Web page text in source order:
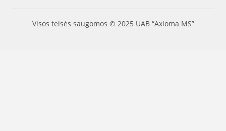
Visos teisės saugomos © 2025 UAB “Axioma MS”